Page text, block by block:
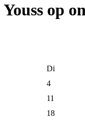
op
Di
4
11
18